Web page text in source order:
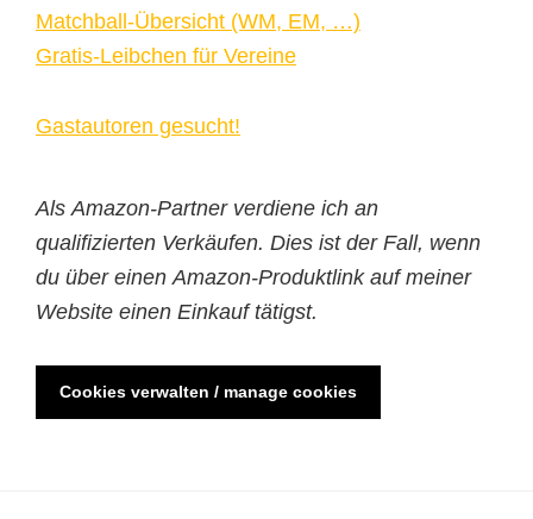
Matchball-Übersicht (WM, EM, …)
Gratis-Leibchen für Vereine
Gastautoren gesucht!
Als Amazon-Partner verdiene ich an
qualifizierten Verkäufen. Dies ist der Fall, wenn
du über einen Amazon-Produktlink auf meiner
Website einen Einkauf tätigst.
Cookies verwalten / manage cookies